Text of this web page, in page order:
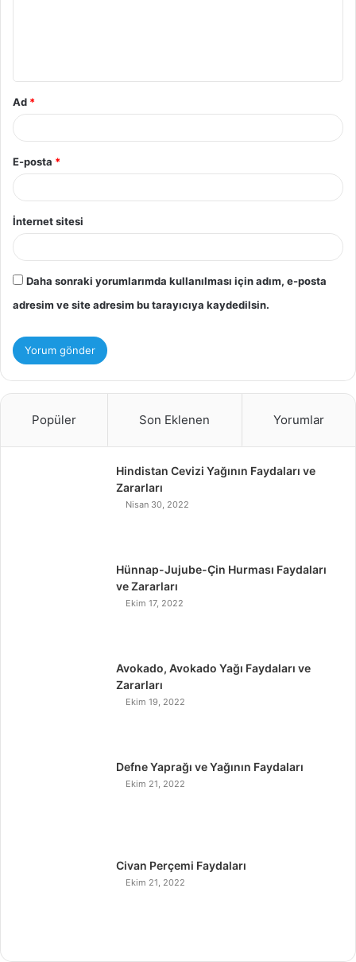
Ad *
E-posta *
İnternet sitesi
Daha sonraki yorumlarımda kullanılması için adım, e-posta
adresim ve site adresim bu tarayıcıya kaydedilsin.
Popüler Son Eklenen Yorumlar
Hindistan Cevizi Yağının Faydaları ve
Zararları
Nisan 30, 2022
Hünnap-Jujube-Çin Hurması Faydaları
ve Zararları
Ekim 17, 2022
Avokado, Avokado Yağı Faydaları ve
Zararları
Ekim 19, 2022
Defne Yaprağı ve Yağının Faydaları
Ekim 21, 2022
Civan Perçemi Faydaları
Ekim 21, 2022